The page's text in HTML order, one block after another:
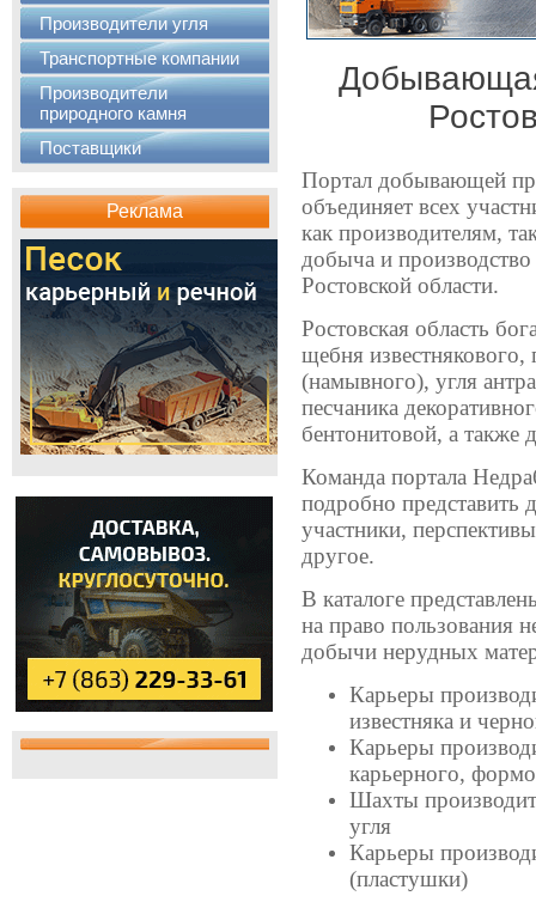
Портал добывающей
объединяет всех
как производителям,
добыча и
Ростовской области.
Ростовская область
щебня известнякового,
(намывного), угля
песчаника
бентонитовой, а
Команда портала
подробно
участники,
другое.
В каталоге
на право пользования
добычи нерудных
Карьеры
известняка и
Карьеры
карьерного,
Шахты
угля
Карьеры
(пластушки)
Производители угля
Транспортные компании
Производители
природного камня
Поставщики
Реклама